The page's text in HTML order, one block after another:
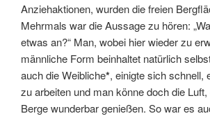
Anziehaktionen, wurden die freien
Mehrmals war die Aussage zu hören:
etwas an?“ Man, wobei hier wieder zu
männliche Form beinhaltet natürlich
auch die Weibliche*, einigte sich schnell,
zu arbeiten und man könne doch die
Berge wunderbar genießen. So war es